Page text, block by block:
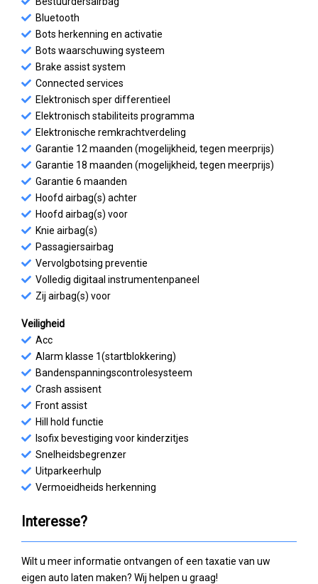
Bluetooth
Bots herkenning en activatie
Bots waarschuwing systeem
Brake assist system
Connected services
Elektronisch sper differentieel
Elektronisch stabiliteits programma
Elektronische remkrachtverdeling
Garantie 12 maanden (mogelijkheid, tegen meerprijs)
Garantie 18 maanden (mogelijkheid, tegen meerprijs)
Garantie 6 maanden
Hoofd airbag(s) achter
Hoofd airbag(s) voor
Knie airbag(s)
Passagiersairbag
Vervolgbotsing preventie
Volledig digitaal instrumentenpaneel
Zij airbag(s) voor
Veiligheid
Acc
Alarm klasse 1(startblokkering)
Bandenspanningscontrolesysteem
Crash assisent
Front assist
Hill hold functie
Isofix bevestiging voor kinderzitjes
Snelheidsbegrenzer
Uitparkeerhulp
Vermoeidheids herkenning
Interesse?
Wilt u meer informatie ontvangen of een taxatie van uw
eigen auto laten maken? Wij helpen u graag!